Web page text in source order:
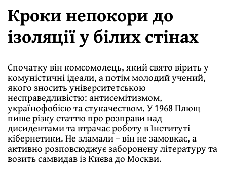
Кроки непокори до
ізоляції у білих стінах
Спочатку він комсомолець, який свято вірить у
комуністичні ідеали, а потім молодий учений,
якого зносить університетською
несправедливістю: антисемітизмом,
українофобією та стукачеством. У 1968 Плющ
пише різку статтю про розправи над
дисидентами та втрачає роботу в Інституті
кібернетики. Не зламали – він не замовкає, а
активно розповсюджує заборонену літературу та
возить самвидав із Києва до Москви.